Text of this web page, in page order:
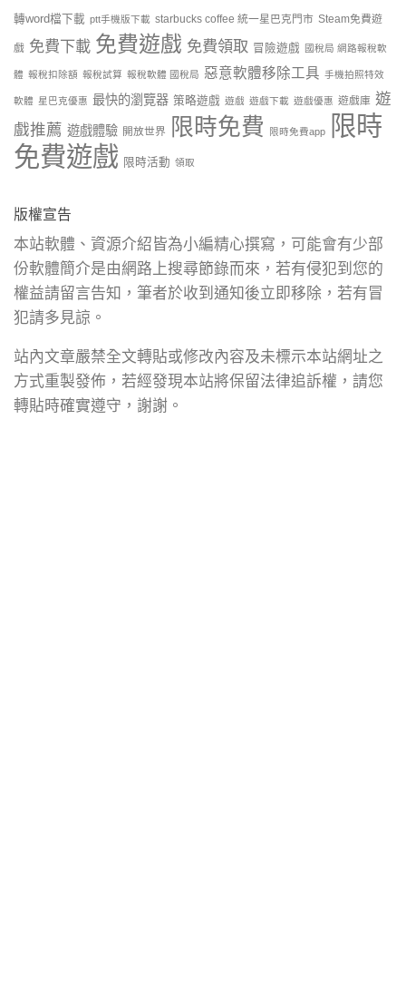
轉word檔下載 ptt手機版下載 starbucks coffee 統一星巴克門市 Steam免費遊
戲 免費下載 免費遊戲 免費領取 冒險遊戲 國稅局 網路報稅軟
體 報稅扣除額 報稅試算 報稅軟體 國稅局 惡意軟體移除工具 手機拍照特效
軟體 星巴克優惠 最快的瀏覽器 策略遊戲 遊戲 遊戲下載 遊戲優惠 遊戲庫 遊
戲推薦 遊戲體驗 開放世界 限時免費 限時免費app
限時
免費遊戲 限時活動 領取
版權宣告
本站軟體、資源介紹皆為小編精心撰寫，可能會有少部
份軟體簡介是由網路上搜尋節錄而來，若有侵犯到您的
權益請留言告知，筆者於收到通知後立即移除，若有冒
犯請多見諒。
站內文章嚴禁全文轉貼或修改內容及未標示本站網址之
方式重製發佈，若經發現本站將保留法律追訴權，請您
轉貼時確實遵守，謝謝。